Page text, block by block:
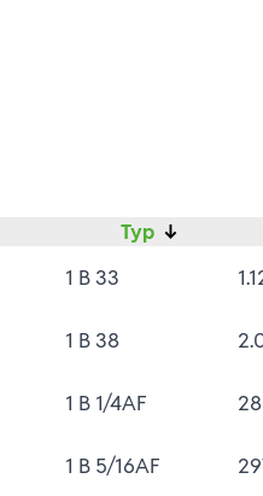
Typ ↓
1 B 33
1 B 38
1 B 1/4AF
1 B 5/16AF